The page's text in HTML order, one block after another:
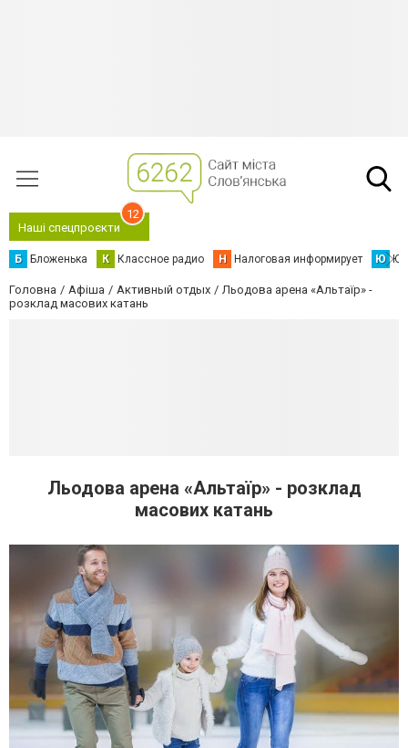
Наші спецпроєкти
12
Б Бложенька К Классное радио Н Налоговая информирует Ю
Головна Афіша Активный отдых
Льодова арена «Альтаїр» -
розклад масових катань
Льодова арена «Альтаїр» - розклад
масових катань